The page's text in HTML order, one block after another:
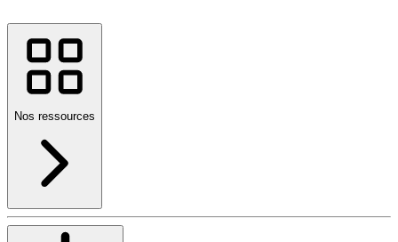
Nos ressources